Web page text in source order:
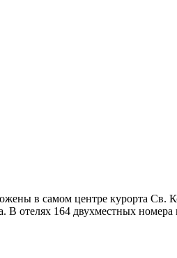
в самом центре курорта Св.
В отелях 164 двухместных